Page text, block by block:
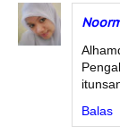
Balas